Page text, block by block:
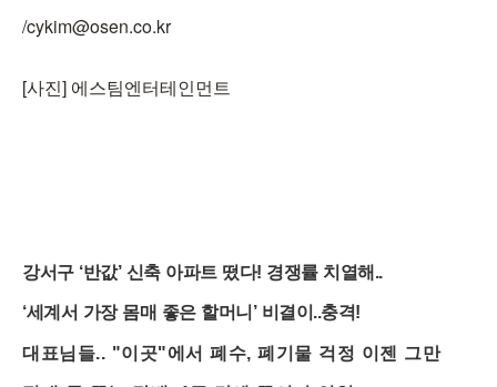
/cykim@osen.co.kr
[사진] 에스팀엔터테인먼트